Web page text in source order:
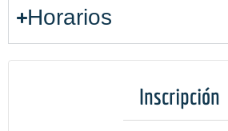
Horarios
Inscripción